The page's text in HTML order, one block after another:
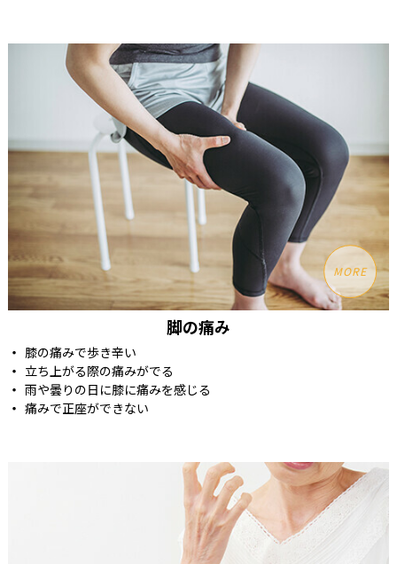
MORE
脚の痛み
膝の痛みで歩き辛い
立ち上がる際の痛みがでる
雨や曇りの日に膝に痛みを感じる
痛みで正座ができない